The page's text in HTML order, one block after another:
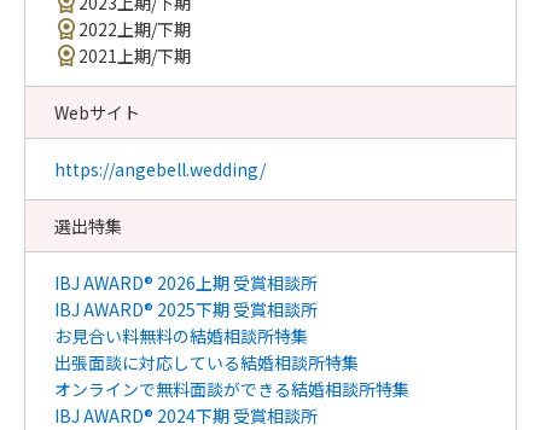
2022上期/下期
2021上期/下期
Webサイト
https://angebell.wedding/
選出特集
IBJ AWARD® 2026上期 受賞相談所
IBJ AWARD® 2025下期 受賞相談所
お見合い料無料の結婚相談所特集
出張面談に対応している結婚相談所特集
オンラインで無料面談ができる結婚相談所特集
IBJ AWARD® 2024下期 受賞相談所